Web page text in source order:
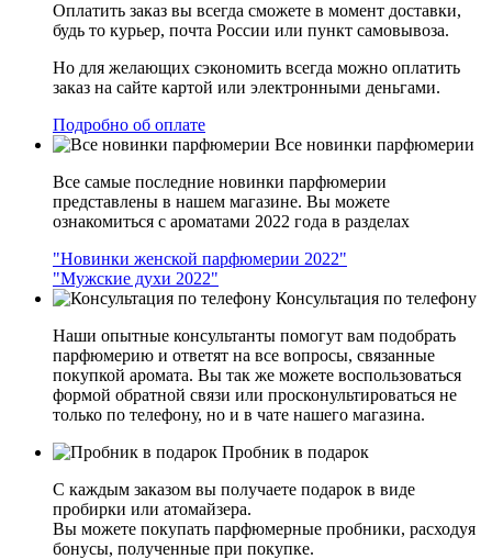
Оплатить заказ вы всегда сможете в момент доставки,
будь то курьер, почта России или пункт самовывоза.
Но для желающих сэкономить всегда можно оплатить
заказ на сайте картой или электронными деньгами.
Подробно об оплате
Все новинки парфюмерии
Все самые последние новинки парфюмерии
представлены в нашем магазине. Вы можете
ознакомиться с ароматами 2022 года в разделах
"Новинки женской парфюмерии 2022"
"Мужские духи 2022"
Консультация по телефону
Наши опытные консультанты помогут вам подобрать
парфюмерию и ответят на все вопросы, связанные
покупкой аромата. Вы так же можете воспользоваться
формой обратной связи или просконультироваться не
только по телефону, но и в чате нашего магазина.
Пробник в подарок
С каждым заказом вы получаете подарок в виде
пробирки или атомайзера.
Вы можете покупать парфюмерные пробники, расходуя
бонусы, полученные при покупке.